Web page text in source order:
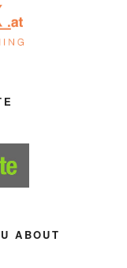
ABOUT